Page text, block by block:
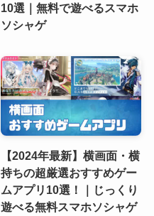
10選｜無料で遊べるスマホ
ソシャゲ
【2024年最新】横画面・横
持ちの超厳選おすすめゲー
ムアプリ10選！｜じっくり
遊べる無料スマホソシャゲ